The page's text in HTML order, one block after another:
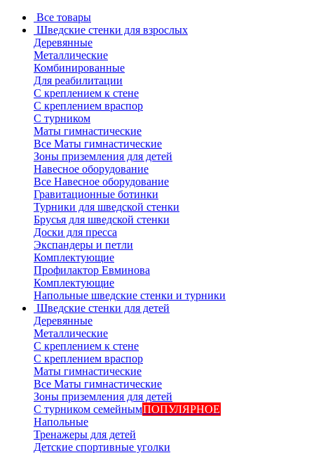
Все товары
Шведские стенки для взрослых
Деревянные
Металлические
Комбинированные
Для реабилитации
С креплением к стене
С креплением враспор
С турником
Маты гимнастические
Все Маты гимнастические
Зоны приземления для детей
Навесное оборудование
Все Навесное оборудование
Гравитационные ботинки
Турники для шведской стенки
Брусья для шведской стенки
Доски для пресса
Экспандеры и петли
Комплектующие
Профилактор Евминова
Комплектующие
Напольные шведские стенки и турники
Шведские стенки для детей
Деревянные
Металлические
С креплением к стене
С креплением враспор
Маты гимнастические
Все Маты гимнастические
Зоны приземления для детей
С турником семейнымПОПУЛЯРНОЕ
Напольные
Тренажеры для детей
Детские спортивные уголки